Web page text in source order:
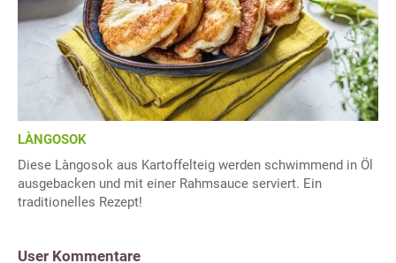
LÀNGOSOK
Diese Làngosok aus Kartoffelteig werden schwimmend in Öl
ausgebacken und mit einer Rahmsauce serviert. Ein
traditionelles Rezept!
User Kommentare